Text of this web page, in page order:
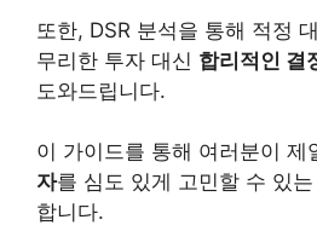
또한, DSR 분석을 통해 적정
무리한 투자 대신 합리적인 결
도와드립니다.
이 가이드를 통해 여러분이 제
자를 심도 있게 고민할 수 있
합니다.